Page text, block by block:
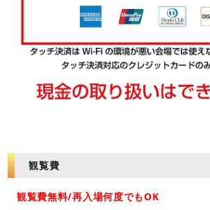
観覧費
観覧費無料/再入場何度でもOK